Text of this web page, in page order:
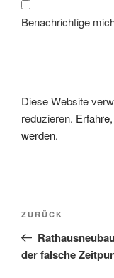
Benachrichtige
Diese Website
reduzieren.
werden.
Vorheriger
Beitrag
ZURÜCK
der falsche